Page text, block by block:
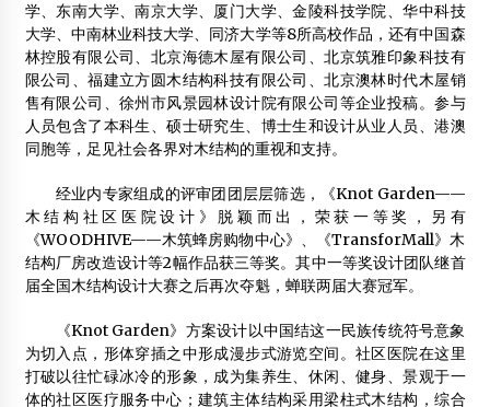
东莞市东大木业有限公司
2013年2月4日
木结构建筑的兴衰与抉择
2014年4月26日
2012年7月10日
全球木结构建筑设计对比发展现况
2014年9月15日
2014年5月5日
学、东南大学、南京大学、厦门大学、金陵科技学院、华中科技
大学、中南林业科技大学、同济大学等8所高校作品，还有中国森
林控股有限公司、北京海德木屋有限公司、北京筑雅印象科技有
限公司、福建立方圆木结构科技有限公司、北京澳林时代木屋销
售有限公司、徐州市风景园林设计院有限公司等企业投稿。参与
人员包含了本科生、硕士研究生、博士生和设计从业人员、港澳
同胞等，足见社会各界对木结构的重视和支持。
经业内专家组成的评审团团层层筛选，《Knot Garden——
木结构社区医院设计》脱颖而出，荣获一等奖，另有
《WOODHIVE——木筑蜂房购物中心》、《TransforMall》木
结构厂房改造设计等2幅作品获三等奖。其中一等奖设计团队继首
届全国木结构设计大赛之后再次夺魁，蝉联两届大赛冠军。
《Knot Garden》方案设计以中国结这一民族传统符号意象
为切入点，形体穿插之中形成漫步式游览空间。社区医院在这里
打破以往忙碌冰冷的形象，成为集养生、休闲、健身、景观于一
体的社区医疗服务中心；建筑主体结构采用梁柱式木结构，综合